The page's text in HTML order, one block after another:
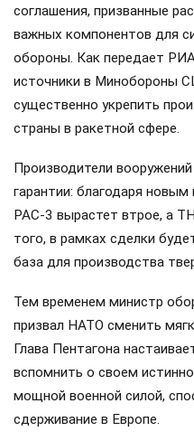
соглашения, призванные
важных компонентов для
обороны. Как передает
источники в Минобороны
существенно укрепить
страны в ракетной сфере.
Производители
гарантии: благодаря
PAC-3 вырастет втрое, а
того, в рамках сделки
база для производства
Тем временем министр
призвал НАТО сменить
Глава Пентагона
вспомнить о своем
мощной военной силой,
сдерживание в Европе.